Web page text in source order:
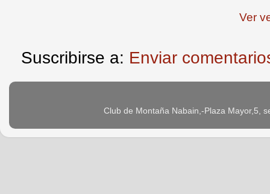
Ver
Suscribirse a: Enviar
Club de Montaña Nabain,-Plaza Mayor,5,